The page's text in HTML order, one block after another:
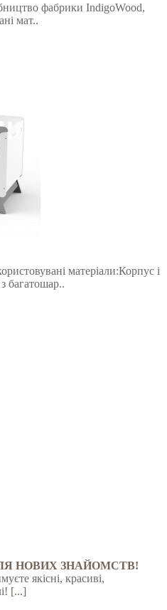
фабрики IndigoWood,
мат..
матеріали:Корпус і
багатошар..
НОВИХ ЗНАЙОМСТВ!
якісні, красиві,
[...]